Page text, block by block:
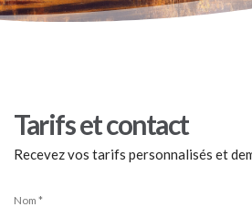
Tarifs et contact
Recevez vos tarifs personnalisés et
Nom *